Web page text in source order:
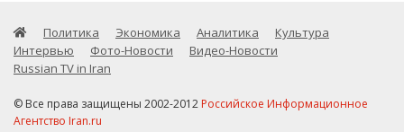
Политика Экономика Аналитика
Культура
Интервью
Фото-Новости
Видео-Новости
Russian TV in Iran
© Все права защищены 2002-2012 Российское Информационное
Агентство Iran.ru